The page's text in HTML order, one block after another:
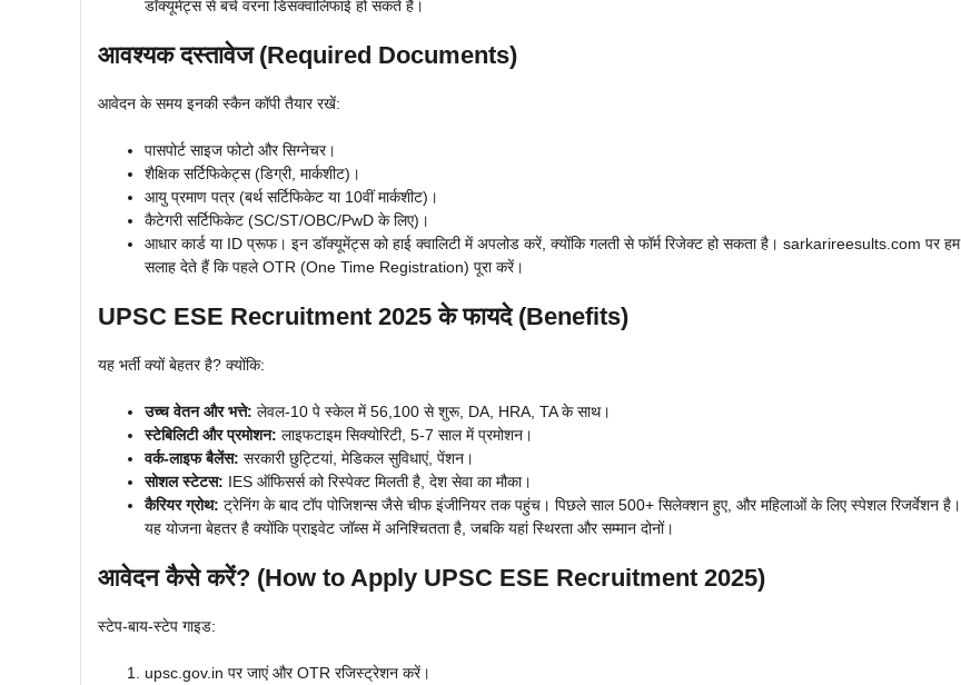
डॉक्यूमेंट्स से बचें वरना डिसक्वालिफाई हो सकते हैं।
आवश्यक दस्तावेज (Required Documents)
आवेदन के समय इनकी स्कैन कॉपी तैयार रखें:
पासपोर्ट साइज फोटो और सिग्नेचर।
शैक्षिक सर्टिफिकेट्स (डिग्री, मार्कशीट)।
आयु प्रमाण पत्र (बर्थ सर्टिफिकेट या 10वीं मार्कशीट)।
कैटेगरी सर्टिफिकेट (SC/ST/OBC/PwD के लिए)।
आधार कार्ड या ID प्रूफ। इन डॉक्यूमेंट्स को हाई क्वालिटी में अपलोड करें, क्योंकि गलती से फॉर्म रिजेक्ट हो सकता है। sarkarireesults.com पर हम
सलाह देते हैं कि पहले OTR (One Time Registration) पूरा करें।
UPSC ESE Recruitment 2025 के फायदे (Benefits)
यह भर्ती क्यों बेहतर है? क्योंकि:
उच्च वेतन और भत्ते: लेवल-10 पे स्केल में 56,100 से शुरू, DA, HRA, TA के साथ।
स्टेबिलिटी और प्रमोशन: लाइफटाइम सिक्योरिटी, 5-7 साल में प्रमोशन।
वर्क-लाइफ बैलेंस: सरकारी छुट्टियां, मेडिकल सुविधाएं, पेंशन।
सोशल स्टेटस: IES ऑफिसर्स को रिस्पेक्ट मिलती है, देश सेवा का मौका।
कैरियर ग्रोथ: ट्रेनिंग के बाद टॉप पोजिशन्स जैसे चीफ इंजीनियर तक पहुंच। पिछले साल 500+ सिलेक्शन हुए, और महिलाओं के लिए स्पेशल रिजर्वेशन है।
यह योजना बेहतर है क्योंकि प्राइवेट जॉब्स में अनिश्चितता है, जबकि यहां स्थिरता और सम्मान दोनों।
आवेदन कैसे करें? (How to Apply UPSC ESE Recruitment 2025)
स्टेप-बाय-स्टेप गाइड:
upsc.gov.in पर जाएं और OTR रजिस्ट्रेशन करें।